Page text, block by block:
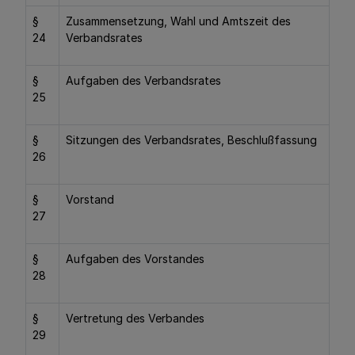
§
24
Zusammensetzung, Wahl und Amtszeit des
Verbandsrates
§
25
Aufgaben des Verbandsrates
§
26
Sitzungen des Verbandsrates, Beschlußfassung
§
27
Vorstand
§
28
Aufgaben des Vorstandes
§
29
Vertretung des Verbandes